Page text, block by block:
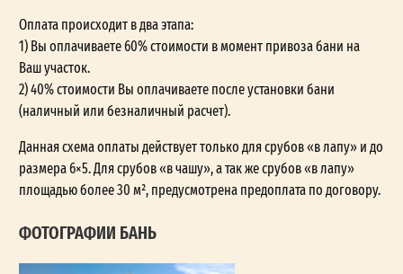
Оплата происходит в два этапа:
1) Вы оплачиваете 60% стоимости в момент привоза бани на
Ваш участок.
2) 40% стоимости Вы оплачиваете после установки бани
(наличный или безналичный расчет).
Данная схема оплаты действует только для срубов «в лапу» и до
размера 6×5. Для срубов «в чашу», а так же срубов «в лапу»
площадью более 30 м², предусмотрена предоплата по договору.
ФОТОГРАФИИ БАНЬ